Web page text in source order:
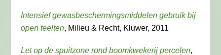
Intensief gewasbeschermingsmiddelen gebruik bij
open teelten, Milieu & Recht, Kluwer, 2011
Let op de spuitzone rond boomkwekerij percelen,